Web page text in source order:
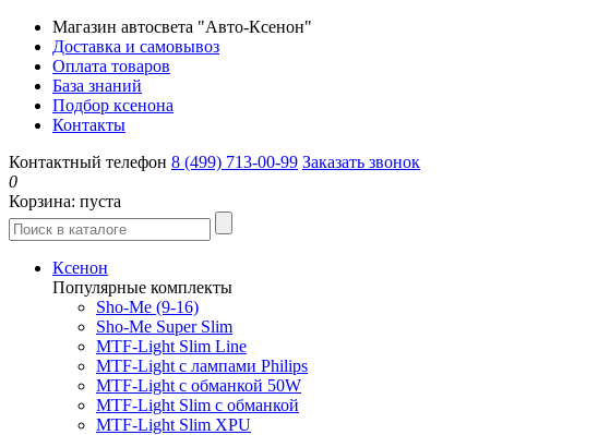
Магазин автосвета "Авто-Ксенон"
Доставка и самовывоз
Оплата товаров
База знаний
Подбор ксенона
Контакты
Контактный телефон 8 (499) 713-00-99 Заказать звонок
0
Корзина: пуста
Ксенон
Популярные комплекты
Sho-Me (9-16)
Sho-Me Super Slim
MTF-Light Slim Line
MTF-Light с лампами Philips
MTF-Light с обманкой 50W
MTF-Light Slim с обманкой
MTF-Light Slim XPU